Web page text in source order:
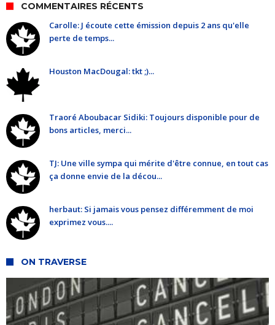
COMMENTAIRES RÉCENTS
Carolle: J écoute cette émission depuis 2 ans qu'elle
perte de temps...
Houston MacDougal: tkt ;)...
Traoré Aboubacar Sidiki: Toujours disponible pour de
bons articles, merci...
TJ: Une ville sympa qui mérite d'être connue, en tout cas
ça donne envie de la décou...
herbaut: Si jamais vous pensez différemment de moi
exprimez vous....
ON TRAVERSE